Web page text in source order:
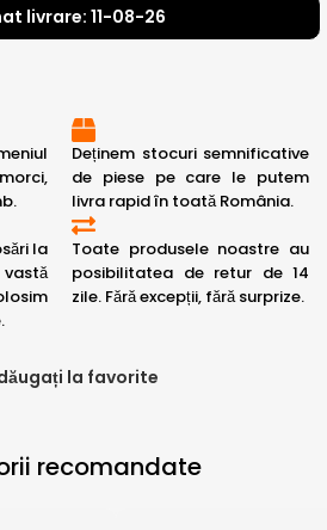
livrare: 11-08-26
la
Deținem stocuri semnificative
de piese pe care le putem
livra rapid în toată România.
Toate produsele noastre au
posibilitatea de retur de 14
zile. Fără excepții, fără surprize.
la favorite
recomandate